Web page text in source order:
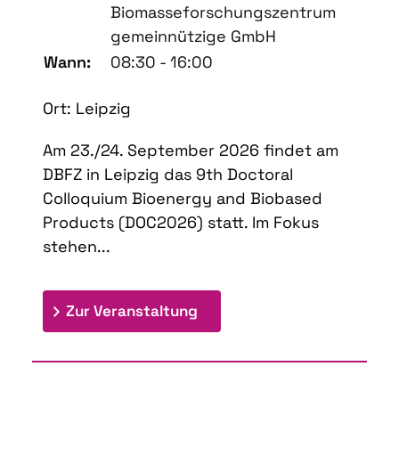
Biomasseforschungszentrum
gemeinnützige GmbH
Wann:
08:30 - 16:00
Ort: Leipzig
Am 23./24. September 2026 findet am
DBFZ in Leipzig das 9th Doctoral
Colloquium Bioenergy and Biobased
Products (DOC2026) statt. Im Fokus
stehen...
Zur Veranstaltung